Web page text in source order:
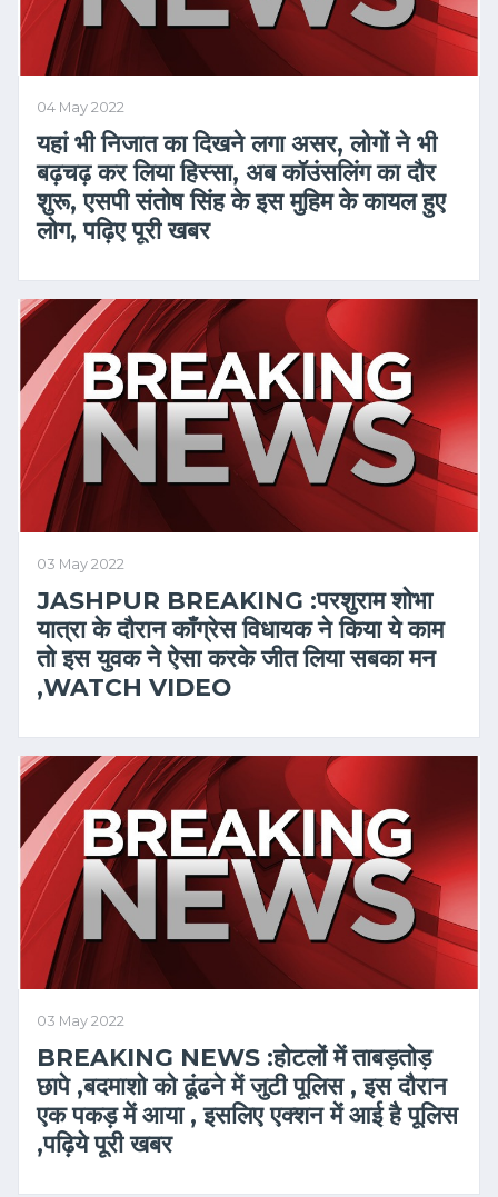
04 May 2022
यहां भी निजात का दिखने लगा असर, लोगों ने भी
बढ़चढ़ कर लिया हिस्सा, अब कॉउंसलिंग का दौर
शुरू, एसपी संतोष सिंह के इस मुहिम के कायल हुए
लोग, पढ़िए पूरी खबर
03 May 2022
JASHPUR BREAKING :परशुराम शोभा
यात्रा के दौरान काँग्रेस विधायक ने किया ये काम
तो इस युवक ने ऐसा करके जीत लिया सबका मन
,WATCH VIDEO
03 May 2022
BREAKING NEWS :होटलों में ताबड़तोड़
छापे ,बदमाशो को ढूंढने में जुटी पूलिस , इस दौरान
एक पकड़ में आया , इसलिए एक्शन में आई है पूलिस
,पढ़िये पूरी खबर